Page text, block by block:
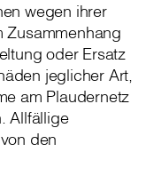
wegen ihrer
Zusammenhang
oder Ersatz
jeglicher Art,
am Plaudernetz
Allfällige
den